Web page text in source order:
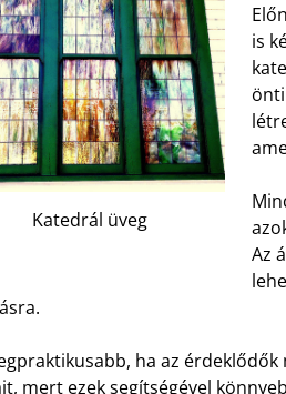
Katedrál üveg
is
Az
ha az
mert ezek segítségével